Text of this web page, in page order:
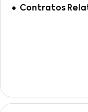
Contratos